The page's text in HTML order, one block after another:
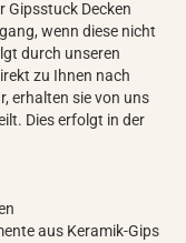
Gipsstuck Decken
wenn diese nicht
durch unseren
zu Ihnen nach
erhalten sie von uns
Dies erfolgt in der
aus Keramik-Gips